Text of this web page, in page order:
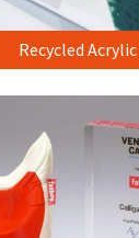
Recycled Acrylic